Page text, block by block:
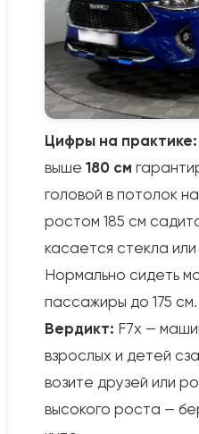
Цифры на практике:
выше 180 см
головой в потолок
ростом 185 см
касается стекла
Нормально сидеть
пассажиры до 175 см.
Вердикт: F7x —
взрослых и детей
возите друзей или
высокого роста —